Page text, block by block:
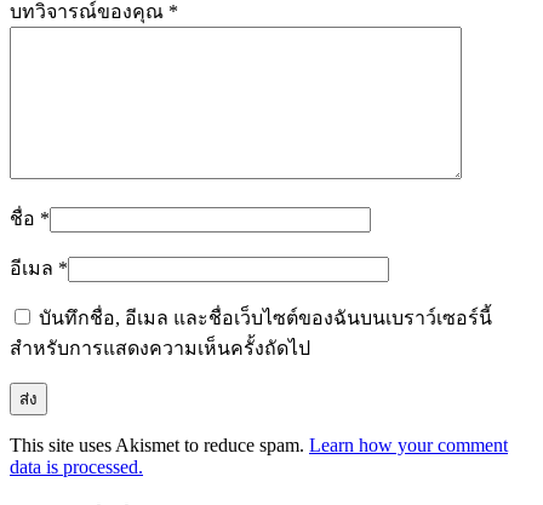
บทวิจารณ์ของคุณ *
ชื่อ *
อีเมล *
บันทึกชื่อ, อีเมล และชื่อเว็บไซต์ของฉันบนเบราว์เซอร์นี้
สำหรับการแสดงความเห็นครั้งถัดไป
This site uses Akismet to reduce spam. Learn how your comment
data is processed.